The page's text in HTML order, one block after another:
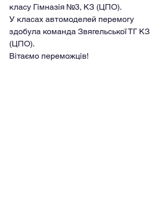
класу Гімназія №3, КЗ (ЦПО).
У класах автомоделей перемогу
здобула команда Звягельської ТГ КЗ
(ЦПО).
Вітаємо переможців!